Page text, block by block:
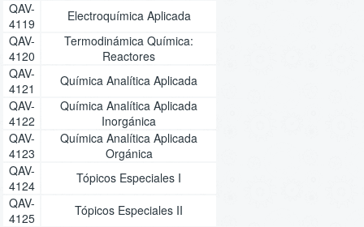
QAV-
4119
Electroquímica Aplicada
QAV-
4120
Termodinámica Química:
Reactores
QAV-
4121
Química Analítica Aplicada
QAV-
4122
Química Analítica Aplicada
Inorgánica
QAV-
4123
Química Analítica Aplicada
Orgánica
QAV-
4124
Tópicos Especiales I
QAV-
4125
Tópicos Especiales II